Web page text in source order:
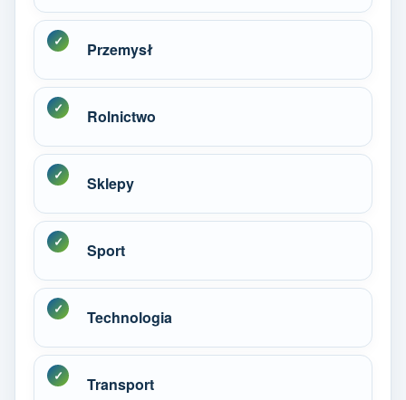
Przemysł
Rolnictwo
Sklepy
Sport
Technologia
Transport